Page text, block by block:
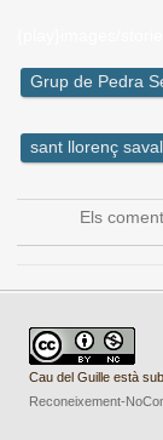
Grup de Pedra
sant llorenç savall
Els
Cau del Guille està
Reconeixement-